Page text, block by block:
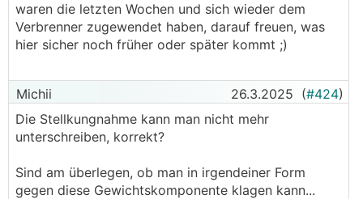
waren die letzten Wochen und sich wieder dem
Verbrenner zugewendet haben, darauf freuen, was
hier sicher noch früher oder später kommt ;)
Michii 26.3.2025 (#424)
Die Stellkungnahme kann man nicht mehr
unterschreiben, korrekt?
Sind am überlegen, ob man in irgendeiner Form
gegen diese Gewichtskomponente klagen kann...